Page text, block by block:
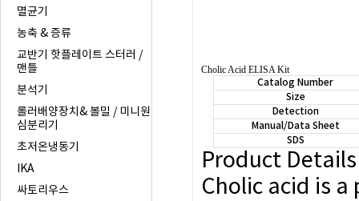
멸균기
농축 & 증류
교반기 핫플레이트 스터러 /
맨틀
분석기
롤러배양장치& 볼밀 / 미니원
심분리기
초저온냉동기
IKA
싸토리우스
Cholic Acid ELISA Kit
Catalog Number
Size
Detection
Manual/Data Sheet
SDS
Product Details
Cholic acid is a